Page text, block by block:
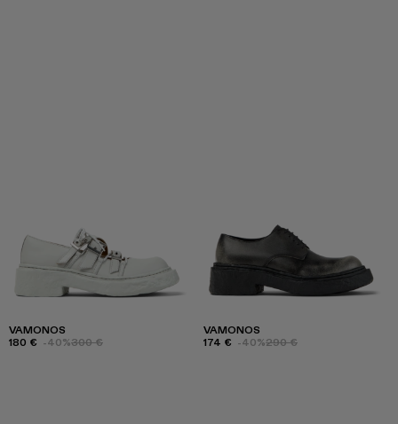
VAMONOS
180 € -40%300 €
VAMONOS
174 € -40%290 €